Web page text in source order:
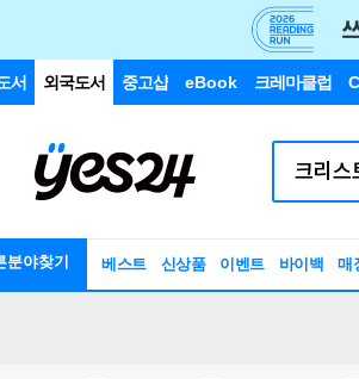
서 외국도서 중고샵 eBook 크레마클럽
분야찾기 베스트 신상품 이벤트 바이백 매